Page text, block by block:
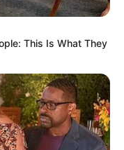
This Is What They